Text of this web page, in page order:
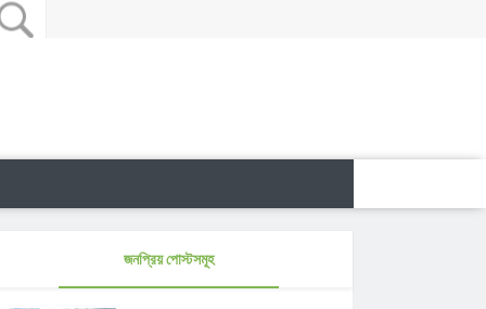
জনপ্রিয় পোস্টসমূহ